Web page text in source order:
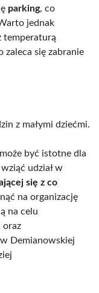
parking, co
jednak
temperaturą
zaleca się zabranie
z małymi dziećmi.
być istotne dla
udział w
się z co
na organizację
na celu
oraz
Demianowskiej